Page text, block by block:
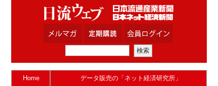
Home データ販売の「ネット経済研究所」